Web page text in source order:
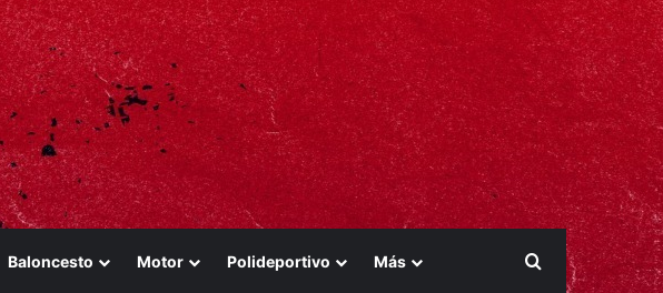
Baloncesto Motor Polideportivo Más Buscar por